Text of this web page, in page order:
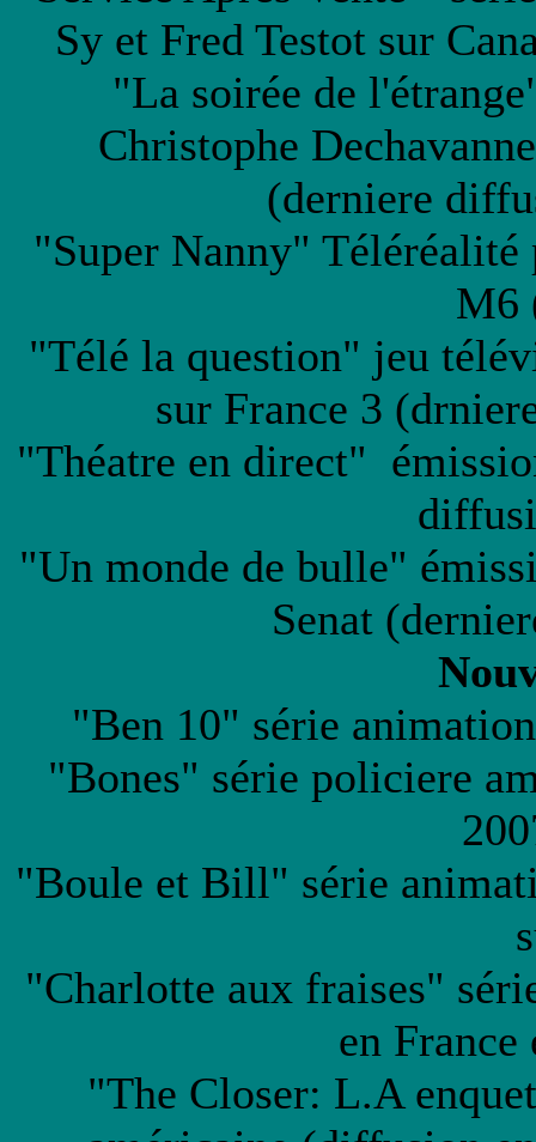
Sy et Fred Testot sur
"La soirée de
Christophe
(derniere
"Super Nanny" Téléréalité
M6
"Télé la question" jeu
sur France 3
"Théatre en direct"
"Un monde de bulle"
Senat
"Ben 10" série
"Bones" série policiere
"Boule et Bill" série
"Charlotte aux fraises"
en
"The Closer: L.A